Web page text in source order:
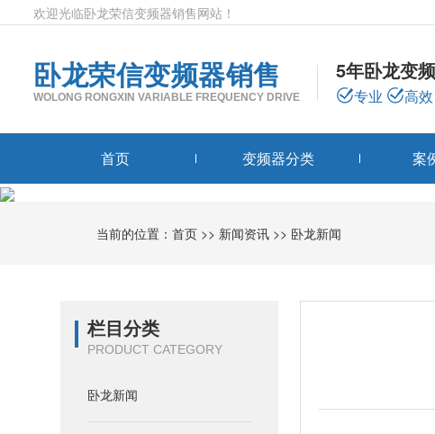
欢迎光临卧龙荣信变频器销售网站！
卧龙荣信变频器销售
WOLONG RONGXIN VARIABLE FREQUENCY DRIVE
5年卧龙变
专业 高效
首页 变频器分类 案
当前的位置：首页 >> 新闻资讯 >> 卧龙新闻
栏目分类
PRODUCT CATEGORY
卧龙新闻